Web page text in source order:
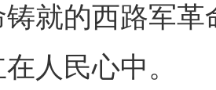
铸就的西路军
人民心中。